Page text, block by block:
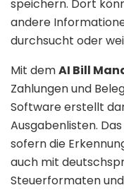
speichern. Dort
andere
durchsucht oder
Mit demAI Bill
Zahlungen und
Software erstellt
Ausgabenlisten.
sofern die
auch mit
Steuerformaten